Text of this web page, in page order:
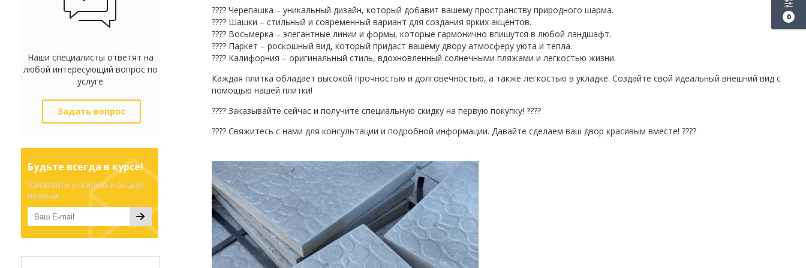
0
Наши специалисты ответят на
любой интересующий вопрос по
услуге
Задать вопрос
Будьте всегда в курсе!
Узнавайте о скидках и акциях
первым
???? Черепашка – уникальный дизайн, который добавит вашему пространству природного шарма.
???? Шашки – стильный и современный вариант для создания ярких акцентов.
???? Восьмерка – элегантные линии и формы, которые гармонично впишутся в любой ландшафт.
???? Паркет – роскошный вид, который придаст вашему двору атмосферу уюта и тепла.
???? Калифорния – оригинальный стиль, вдохновленный солнечными пляжами и легкостью жизни.
Каждая плитка обладает высокой прочностью и долговечностью, а также легкостью в укладке. Создайте свой идеальный внешний вид с
помощью нашей плитки!
???? Заказывайте сейчас и получите специальную скидку на первую покупку! ????
???? Свяжитесь с нами для консультации и подробной информации. Давайте сделаем ваш двор красивым вместе! ????